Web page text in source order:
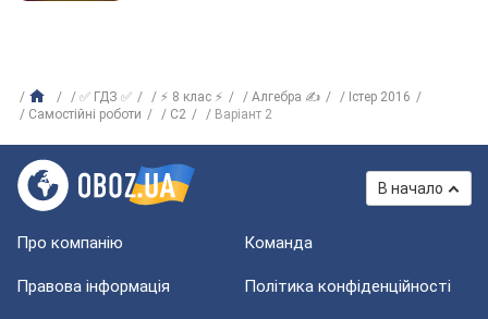
✅ ГДЗ ✅ ⚡ 8 клас ⚡ Алгебра ✍
Істер 2016
Самостійні роботи
С2 Варіант 2
В начало
Про компанію Команда
Правова інформація Політика конфіденційності